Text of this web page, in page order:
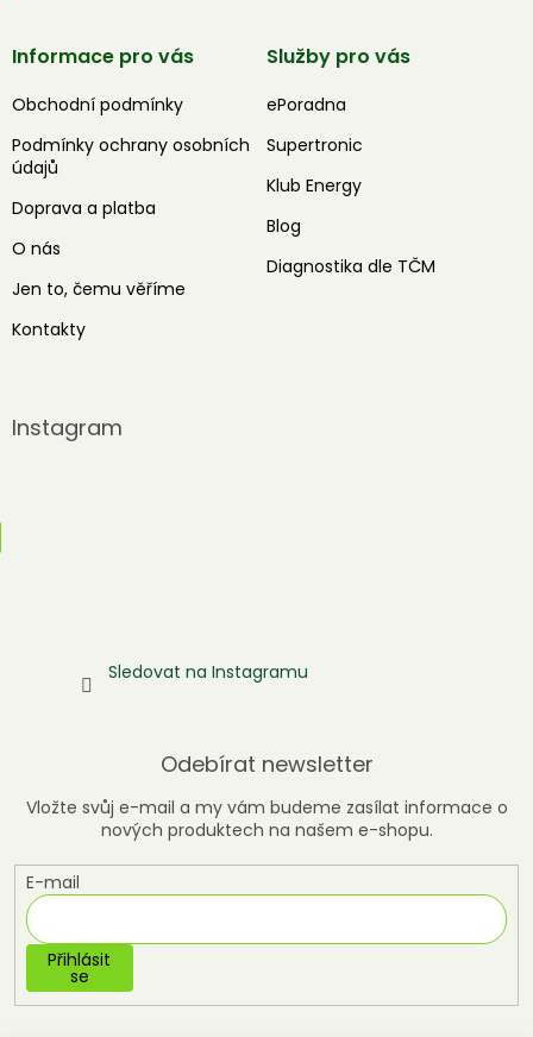
Informace pro vás
Obchodní podmínky
Podmínky ochrany osobních
údajů
Doprava a platba
O nás
Jen to, čemu věříme
Kontakty
Služby pro vás
ePoradna
Supertronic
Klub Energy
Blog
Diagnostika dle TČM
Instagram
Sledovat na Instagramu
Odebírat newsletter
Vložte svůj e-mail a my vám budeme zasílat informace o
nových produktech na našem e-shopu.
E-mail
Přihlásit
se